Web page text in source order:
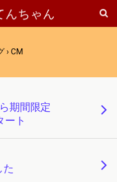
んちゃん
› CM
期間限定
ート
た